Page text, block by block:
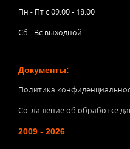
Пн - Пт с 09.00 - 18.00
Сб - Вс выходной
Документы:
Политика
Соглашение об обработке
2009 - 2026